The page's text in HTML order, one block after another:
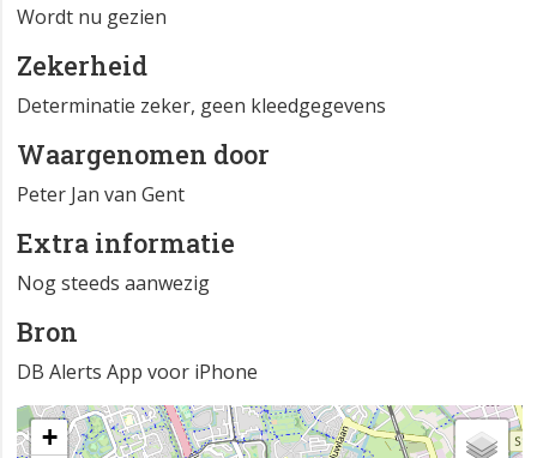
Wordt nu gezien
Zekerheid
Determinatie zeker, geen kleedgegevens
Waargenomen door
Peter Jan van Gent
Extra informatie
Nog steeds aanwezig
Bron
DB Alerts App voor iPhone
+